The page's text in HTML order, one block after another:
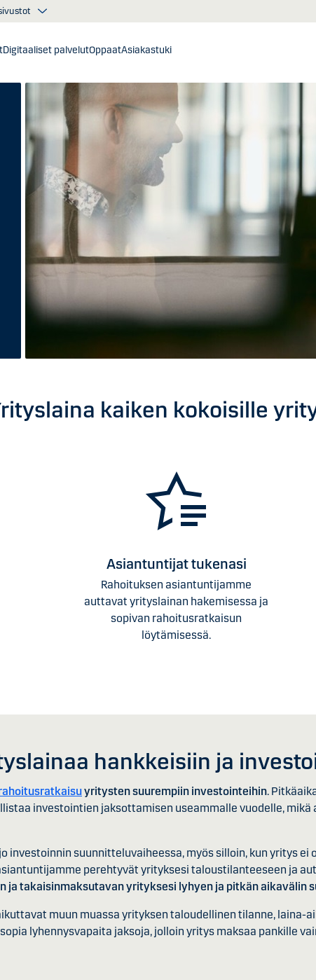
Digitaaliset palvelutOppaatAsiakastuki
kaiken kokoisille
Asiantuntijat tukenasi
Rahoituksen asiantuntijamme
auttavat yrityslainan hakemisessa ja
sopivan rahoitusratkaisun
löytämisessä.
hankkeisiin ja
yritysten suurempiin investointeihin.
investointien jaksottamisen useammalle vuodelle,
investoinnin suunnitteluvaiheessa, myös silloin, kun yritys ei
perehtyvät yrityksesi taloustilanteeseen ja
ja takaisinmaksutavan yrityksesi lyhyen ja pitkän aikavälin
muun muassa yrityksen taloudellinen tilanne, laina-
lyhennysvapaita jaksoja, jolloin yritys maksaa pankille